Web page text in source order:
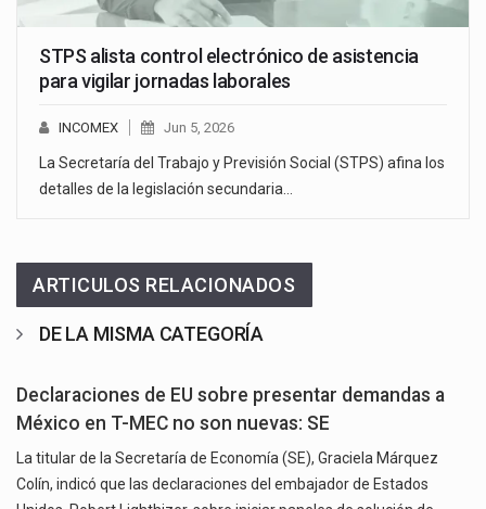
STPS alista control electrónico de asistencia
para vigilar jornadas laborales
INCOMEX Jun 5, 2026
La Secretaría del Trabajo y Previsión Social (STPS) afina los
detalles de la legislación secundaria…
ARTICULOS RELACIONADOS
DE LA MISMA CATEGORÍA
Declaraciones de EU sobre presentar demandas a
México en T-MEC no son nuevas: SE
La titular de la Secretaría de Economía (SE), Graciela Márquez
Colín, indicó que las declaraciones del embajador de Estados